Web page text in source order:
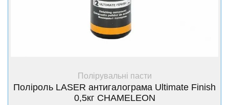
+ Купити
Полірувальні пасти
Поліроль LASER антигалограма Ultimate Finish
0,5кг CHAMELEON